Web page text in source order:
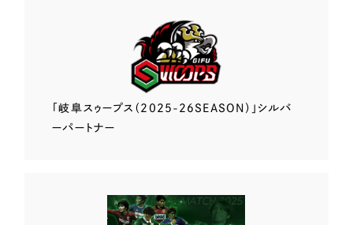
「岐阜スゥープス （2025-26SEASON）」 シルバ
ーパートナー